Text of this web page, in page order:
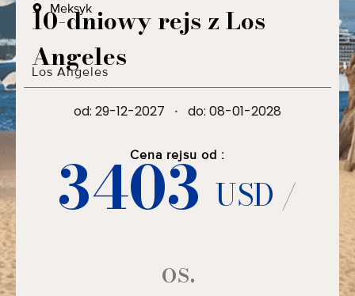
Meksyk
10-dniowy rejs z Los
Angeles
Los Angeles
od: 29-12-2027 · do: 08-01-2028
Cena rejsu od :
3403USD /
os.